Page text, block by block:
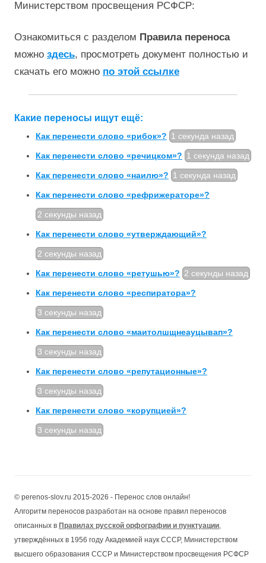
Министерством просвещения РСФСР:
Ознакомиться с разделом Правила переноса
можно здесь, просмотреть документ полностью и
скачать его можно по этой ссылке
Какие переносы ищут ещё:
Как перенести слово «рибок»? 1 секунда назад
Как перенести слово «речицком»? 1 секунда назад
Как перенести слово «наилю»? 1 секунда назад
Как перенести слово «рефрижераторе»?
2 секунды назад
Как перенести слово «утверждающий»?
2 секунды назад
Как перенести слово «ретушью»? 2 секунды назад
Как перенести слово «респиратора»?
3 секунды назад
Как перенести слово «маитолшщнеауцывап»?
3 секунды назад
Как перенести слово «репутационные»?
3 секунды назад
Как перенести слово «корупцией»?
3 секунды назад
© perenos-slov.ru 2015-2026 - Перенос слов онлайн!
Алгоритм переносов разработан на основе правил переносов
описанных в Правилах русской орфографии и пунктуации,
утверждённых в 1956 году Академией наук СССР, Министерством
высшего образования СССР и Министерством просвещения РСФСР